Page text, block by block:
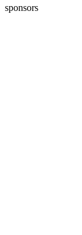
sponsors